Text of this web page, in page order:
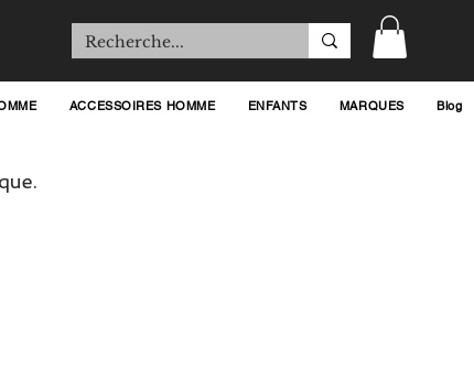
ACCESSOIRES HOMME ENFANTS MARQUES Blog